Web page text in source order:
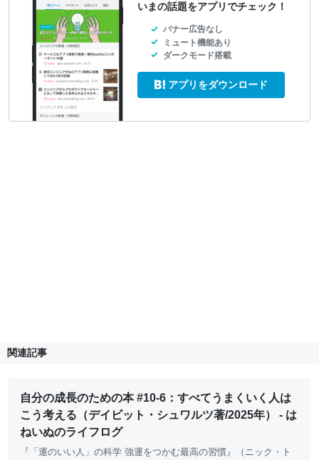
いまの話題をアプリでチェック！
バナー広告なし
ミュート機能あり
ダークモード搭載
アプリをダウンロード
関連記事
自分の成長のための本 #10-6：すべてうまくいく人は
こう考える（デイビット・シュワルツ著/2025年） - は
ねいぬのライフログ
『「運のいい人」の科学 強運をつかむ最高の習慣』（ニック・ト